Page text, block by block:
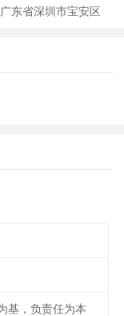
广东省深圳市宝安区
基，负责任为本